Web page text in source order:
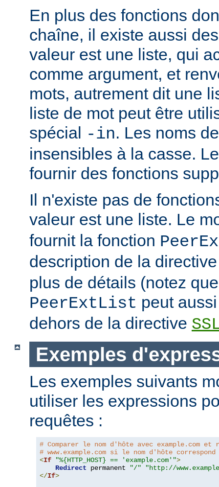
En plus des fonctions
chaîne, il existe aussi
valeur est une liste, qui
comme argument, et
mots, autrement dit une
liste de mot peut être
spécial -in. Les noms
insensibles à la casse.
fournir des fonctions
Il n'existe pas de
valeur est une liste. Le
fournit la fonction
description de la
plus de détails (notez
PeerExtList peut
dehors de la directive
Exemples
Les exemples suivants
utiliser les expressions
requêtes :
# Comparer le nom d'hôte avec example.com
# www.example.com si le nom d'hôte correspond
<If "%{HTTP_HOST} == 'example.com'">
Redirect permanent "/"
"http://
</If>